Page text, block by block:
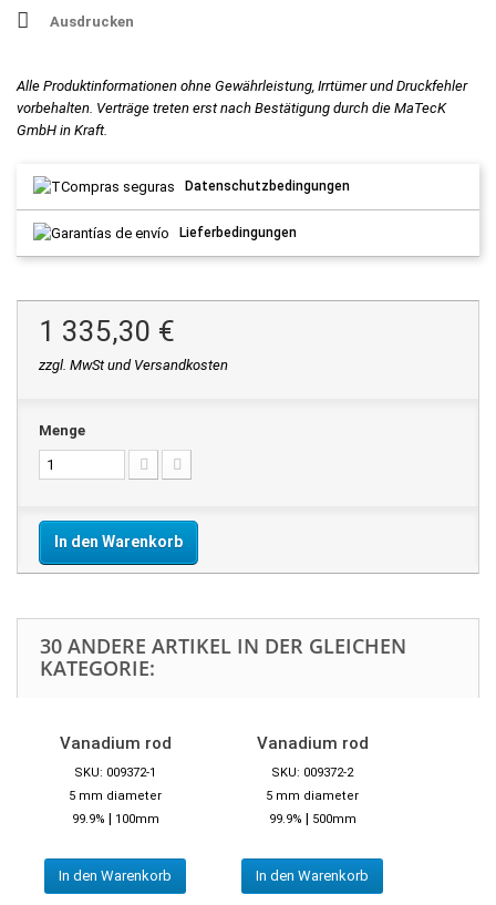
Ausdrucken
Alle Produktinformationen ohne Gewährleistung, Irrtümer und Druckfehler
vorbehalten. Verträge treten erst nach Bestätigung durch die MaTecK
GmbH in Kraft.
Datenschutzbedingungen
Lieferbedingungen
1 335,30 €
zzgl. MwSt und Versandkosten
Menge
In den Warenkorb
30 ANDERE ARTIKEL IN DER GLEICHEN
KATEGORIE:
Vanadium rod
SKU: 009372-1
5 mm diameter
99.9% | 100mm
In den Warenkorb
Vanadium rod
SKU: 009372-2
5 mm diameter
99.9% | 500mm
In den Warenkorb